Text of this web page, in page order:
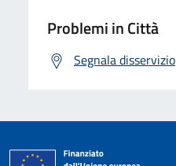
Problemi in Città
Segnala disservizio